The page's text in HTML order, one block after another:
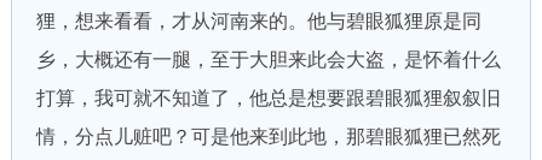
狸，想来看看，才从河南来的。他与碧眼狐狸原是同
乡，大概还有一腿，至于大胆来此会大盗，是怀着什么
打算，我可就不知道了，他总是想要跟碧眼狐狸叙叙旧
情，分点儿赃吧？可是他来到此地，那碧眼狐狸已然死